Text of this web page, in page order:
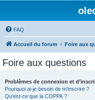
FAQ
Accueil du forum Foire aux
Foire aux questions
Problèmes de connexion et
Pourquoi ai-je besoin de m’inscrire ?
Qu’est-ce que la COPPA ?